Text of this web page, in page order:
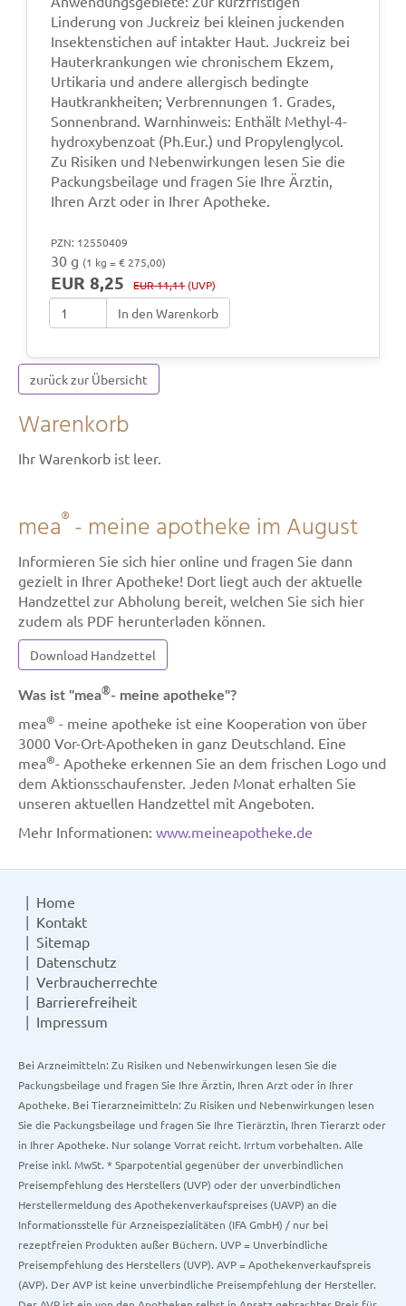
Linderung von Juckreiz bei kleinen juckenden
Insektenstichen auf intakter Haut. Juckreiz bei
Hauterkrankungen wie chronischem Ekzem,
Urtikaria und andere allergisch bedingte
Hautkrankheiten; Verbrennungen 1. Grades,
Sonnenbrand. Warnhinweis: Enthält Methyl-4-
hydroxybenzoat (Ph.Eur.) und Propylenglycol.
Zu Risiken und Nebenwirkungen lesen Sie die
Packungsbeilage und fragen Sie Ihre Ärztin,
Ihren Arzt oder in Ihrer Apotheke.
PZN: 12550409
30 g (1 kg = € 275,00)
EUR 8,25 EUR 11,11(UVP)
In den Warenkorb
zurück zur Übersicht
Warenkorb
Ihr Warenkorb ist leer.
mea® - meine apotheke im August
Informieren Sie sich hier online und fragen Sie dann
gezielt in Ihrer Apotheke! Dort liegt auch der aktuelle
Handzettel zur Abholung bereit, welchen Sie sich hier
zudem als PDF herunterladen können.
Download Handzettel
Was ist "mea®- meine apotheke"?
mea® - meine apotheke ist eine Kooperation von über
3000 Vor-Ort-Apotheken in ganz Deutschland. Eine
mea®- Apotheke erkennen Sie an dem frischen Logo und
dem Aktionsschaufenster. Jeden Monat erhalten Sie
unseren aktuellen Handzettel mit Angeboten.
Mehr Informationen: www.meineapotheke.de
Home
Kontakt
Sitemap
Datenschutz
Verbraucherrechte
Barrierefreiheit
Impressum
Bei Arzneimitteln: Zu Risiken und Nebenwirkungen lesen Sie die
Packungsbeilage und fragen Sie Ihre Ärztin, Ihren Arzt oder in Ihrer
Apotheke. Bei Tierarzneimitteln: Zu Risiken und Nebenwirkungen lesen
Sie die Packungsbeilage und fragen Sie Ihre Tierärztin, Ihren Tierarzt oder
in Ihrer Apotheke. Nur solange Vorrat reicht. Irrtum vorbehalten. Alle
Preise inkl. MwSt. * Sparpotential gegenüber der unverbindlichen
Preisempfehlung des Herstellers (UVP) oder der unverbindlichen
Herstellermeldung des Apothekenverkaufspreises (UAVP) an die
Informationsstelle für Arzneispezialitäten (IFA GmbH) / nur bei
rezeptfreien Produkten außer Büchern. UVP = Unverbindliche
Preisempfehlung des Herstellers (UVP). AVP = Apothekenverkaufspreis
(AVP). Der AVP ist keine unverbindliche Preisempfehlung der Hersteller.